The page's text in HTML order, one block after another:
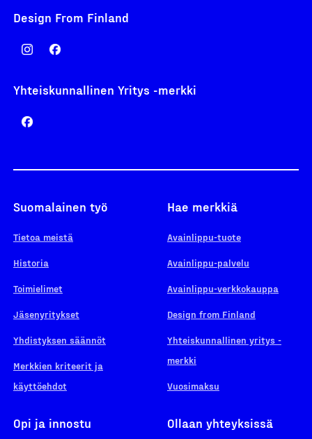
Design From Finland
Yhteiskunnallinen Yritys -merkki
Suomalainen työ
Tietoa meistä
Historia
Toimielimet
Jäsenyritykset
Yhdistyksen säännöt
Merkkien kriteerit ja
käyttöehdot
Hae merkkiä
Avainlippu-tuote
Avainlippu-palvelu
Avainlippu-verkkokauppa
Design from Finland
Yhteiskunnallinen yritys -
merkki
Vuosimaksu
Opi ja innostu Ollaan yhteyksissä